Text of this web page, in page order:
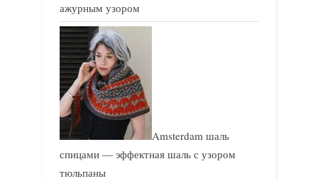
ажурным узором
Amsterdam шаль
спицами — эффектная шаль с узором
тюльпаны